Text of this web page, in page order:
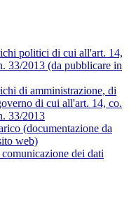
politici di cui all'art. 14,
33/2013 (da pubblicare in
di amministrazione, di
di cui all'art. 14, co.
33/2013
(documentazione da
web)
dei dati